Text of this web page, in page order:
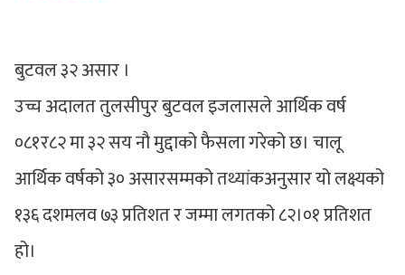
बुटवल ३२ असार ।
उच्च अदालत तुलसीपुर बुटवल इजलासले आर्थिक वर्ष
०८१र८२ मा ३२ सय नौ मुद्दाको फैसला गरेको छ। चालू
आर्थिक वर्षको ३० असारसम्मको तथ्यांकअनुसार यो लक्ष्यको
१३६ दशमलव ७३ प्रतिशत र जम्मा लगतको ८२।०१ प्रतिशत
हो।